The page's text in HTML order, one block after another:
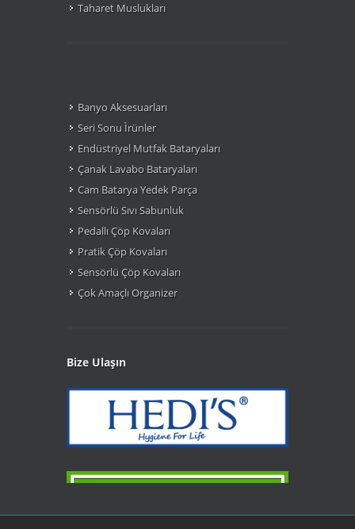
Taharet Muslukları
Banyo Aksesuarları
Seri Sonu Ìrünler
Endüstriyel Mutfak Bataryaları
Çanak Lavabo Bataryaları
Cam Batarya Yedek Parça
Sensörlü Sıvı Sabunluk
Pedallı Çöp Kovaları
Pratik Çöp Kovaları
Sensörlü Çöp Kovaları
Çok Amaçlı Organizer
Bize Ulaşın